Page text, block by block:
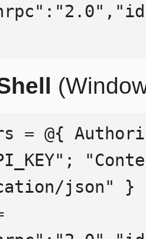
= @{
json" }